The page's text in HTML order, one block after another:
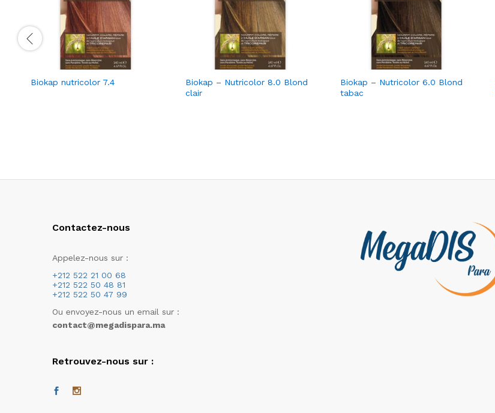
Biokap nutricolor 7.4
Biokap – Nutricolor 8.0 Blond
clair
Biokap – Nutricolor 6.0 Blond
tabac
Contactez-nous
Appelez-nous sur :
+212 522 21 00 68
+212 522 50 48 81
+212 522 50 47 99
Ou envoyez-nous un email sur :
contact@megadispara.ma
Retrouvez-nous sur :